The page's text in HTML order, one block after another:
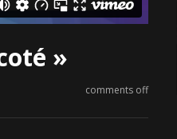
»
comments off